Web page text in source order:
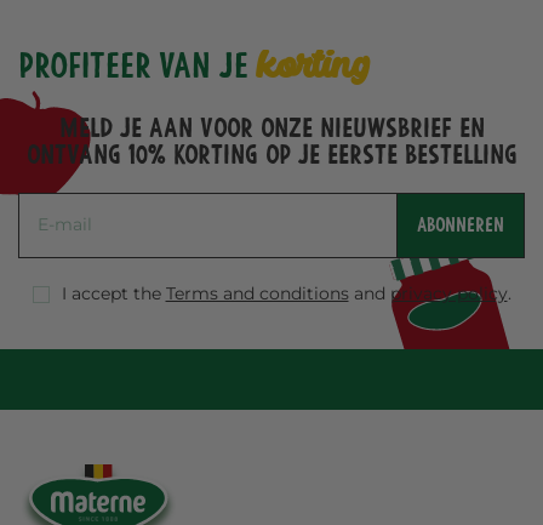
Profiteer van jekorting
Meld je aan voor onze nieuwsbrief en
ontvang 10% korting op je eerste bestelling
ABONNEREN
I accept the Terms and conditionsand privacy policy.